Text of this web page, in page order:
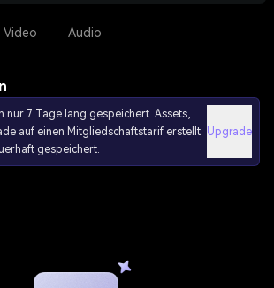
Video Audio
nur 7 Tage lang gespeichert. Assets,
auf einen Mitgliedschaftstarif erstellt
gespeichert.
Upgrade